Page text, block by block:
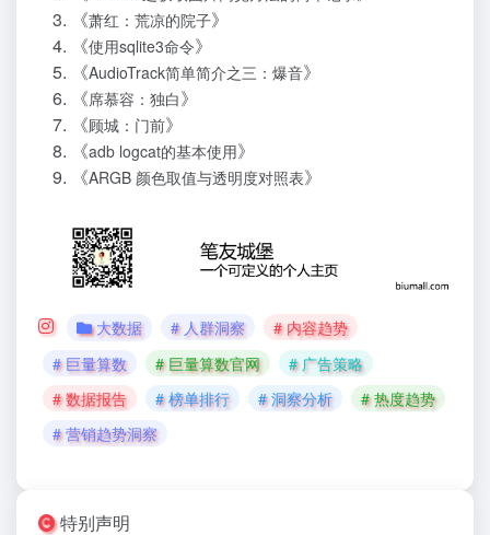
《萧红：荒凉的院子》
《使用sqlite3命令》
《AudioTrack简单简介之三：爆音》
《席慕容：独白》
《顾城：门前》
《adb logcat的基本使用》
《ARGB 颜色取值与透明度对照表》
大数据 # 人群洞察
# 内容趋势
# 巨量算数
# 巨量算数官网
# 广告策略
# 数据报告
# 榜单排行 # 洞察分析
# 热度趋势
# 营销趋势洞察
特别声明